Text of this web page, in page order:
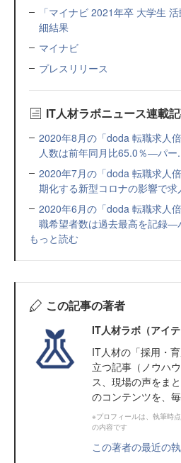
「マイナビ 2021年卒 大学生
細結果
マイナビ
プレスリリース
IT人材ラボニュース連載
2020年8月の「doda 転職求人
人数は前年同月比65.0％―パー
2020年7月の「doda 転職求人
期化する新型コロナの影響で求
2020年6月の「doda 転職求人
職希望者数は過去最高を記録―
もっと読む
この記事の著者
IT人材ラボ（アイ
IT⼈材の「採⽤・
⽴つ記事（ノウハ
ス、現場の声をま
のコンテンツを、
※プロフィールは、執筆時
の内容です
この著者の最近の